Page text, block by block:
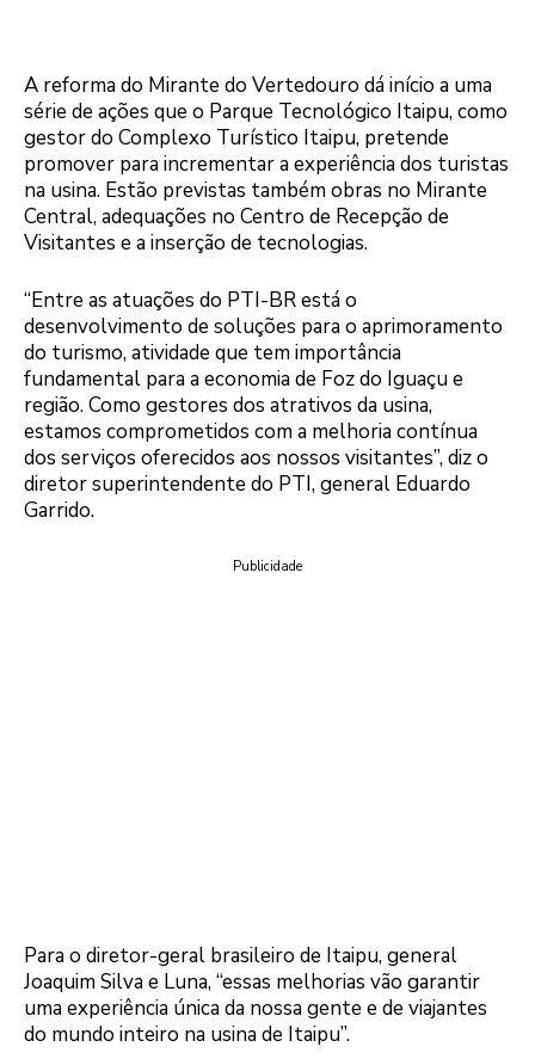
A reforma do Mirante do Vertedouro dá início a uma
série de ações que o Parque Tecnológico Itaipu, como
gestor do Complexo Turístico Itaipu, pretende
promover para incrementar a experiência dos turistas
na usina. Estão previstas também obras no Mirante
Central, adequações no Centro de Recepção de
Visitantes e a inserção de tecnologias.
“Entre as atuações do PTI-BR está o
desenvolvimento de soluções para o aprimoramento
do turismo, atividade que tem importância
fundamental para a economia de Foz do Iguaçu e
região. Como gestores dos atrativos da usina,
estamos comprometidos com a melhoria contínua
dos serviços oferecidos aos nossos visitantes”, diz o
diretor superintendente do PTI, general Eduardo
Garrido.
Publicidade
Para o diretor-geral brasileiro de Itaipu, general
Joaquim Silva e Luna, “essas melhorias vão garantir
uma experiência única da nossa gente e de viajantes
do mundo inteiro na usina de Itaipu”.